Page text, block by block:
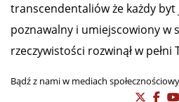
transcendentaliów że każdy byt
poznawalny i umiejscowiony w
rzeczywistości rozwinął w pełni
Bądź z nami w mediach